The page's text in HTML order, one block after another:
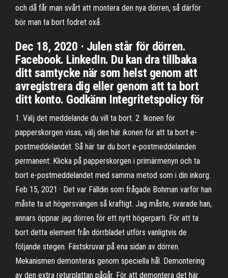
och då får man svårt att montera den nya dörren, så därför
bör man ta bort fodret oxå.
Dec 18, 2020 · Julen står för dörren.
Facebook. LinkedIn. Du kan dra tillbaka
ditt samtycke när som helst genom att
avregistrera dig eller genom att ta bort
ditt konto. Godkänn Integritetspolicy för
1. Välj det meddelande du vill ta bort. 2. Ikonen för
papperskorgen visas, välj den här ikonen för att ta bort e-
postmeddelandet. Så här tar du bort e-postmeddelanden
permanent: Klicka på papperskorgen i primärmenyn och ta
bort e-postmeddelandet med samma metod som i din inkorg.
Feb 15, 2021 · Det var Fälldin som frågade Bohman varför han
måste ta ut höger­svängen så kraftigt. Jag måste, svarade han,
annars öppnar jag dörren för ett nytt högerparti. För att ta
bort detta element från dörrbladet utförs vanligtvis de
följande stegen. Fästskruvar på ena sidan av dörren.
Mekanismen demonteras genom speciella hål. Demontering
av den extra returplattan pågår. För att demontera det här